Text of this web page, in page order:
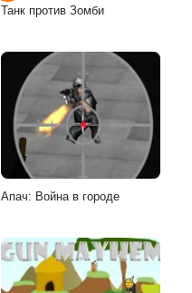
Танк против Зомби
Апач: Война в городе